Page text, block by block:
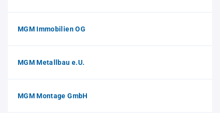
MGM Immobilien OG
MGM Metallbau e.U.
MGM Montage GmbH